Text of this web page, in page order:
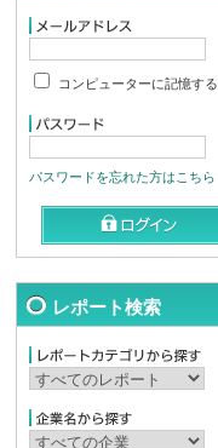
コンピューターに記憶する
パスワードを忘れた方はこちら
レポート検索